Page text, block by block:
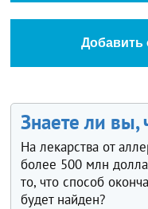
Добавить
Знаете ли вы,
На лекарства от
более 500 млн
то, что способ
будет найден?